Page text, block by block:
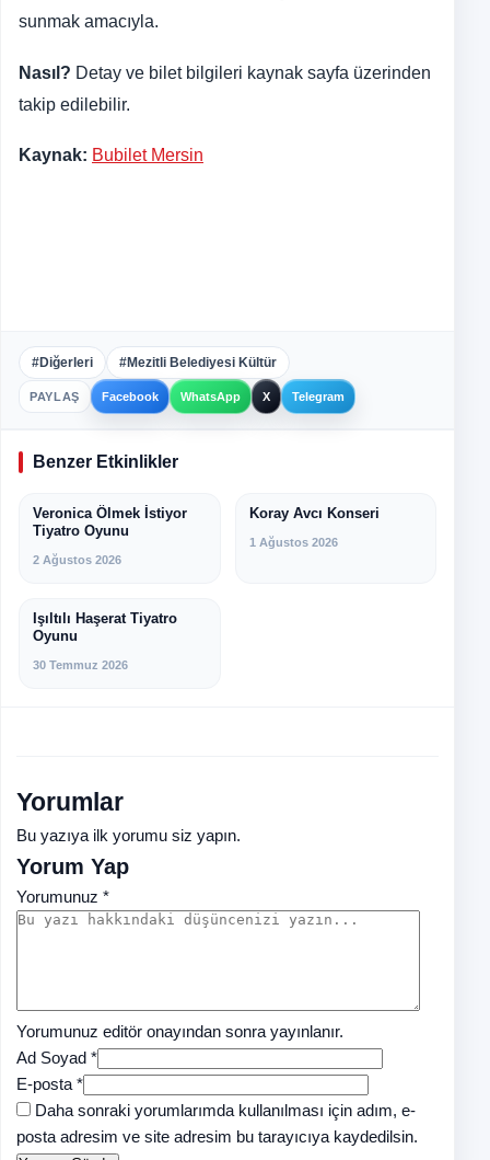
sunmak amacıyla.
Nasıl? Detay ve bilet bilgileri kaynak sayfa üzerinden
takip edilebilir.
Kaynak: Bubilet Mersin
#Diğerleri #Mezitli Belediyesi Kültür
PAYLAŞ Facebook WhatsApp X Telegram
Benzer Etkinlikler
TIYATRO
Veronica Ölmek İstiyor
Tiyatro Oyunu
2 Ağustos 2026
KONSER
Koray Avcı Konseri
1 Ağustos 2026
TIYATRO
Işıltılı Haşerat Tiyatro
Oyunu
30 Temmuz 2026
Yorumlar
Bu yazıya ilk yorumu siz yapın.
Yorum Yap
Yorumunuz *
Yorumunuz editör onayından sonra yayınlanır.
Ad Soyad *
E-posta *
Daha sonraki yorumlarımda kullanılması için adım, e-
posta adresim ve site adresim bu tarayıcıya kaydedilsin.